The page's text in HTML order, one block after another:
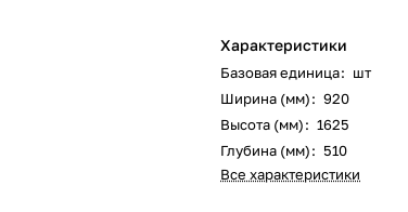
Характеристики
Базовая единица: шт
Ширина (мм): 920
Высота (мм): 1625
Глубина (мм): 510
Все характеристики